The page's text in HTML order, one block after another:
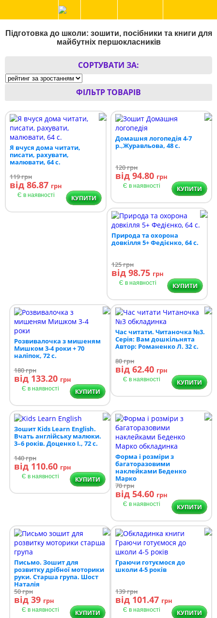
Підготовка до школи: зошити, посібники та книги для
майбутніх першокласників
СОРТУВАТИ ЗА:
ФІЛЬТР ТОВАРІВ
Я вчуся дома читати,
писати, рахувати,
малювати, 64 с.
119грн
від 86.87 грн
Є в наявності КУПИТИ
Домашня логопедія 4-7
р.,Журавльова, 48 с.
120грн
від 94.80 грн
Є в наявності КУПИТИ
Природа та охорона
довкілля 5+ Федієнко, 64 с.
125грн
від 98.75 грн
Є в наявності КУПИТИ
Розвивалочка з мишеням
Мишком 3-4 роки + 70
наліпок, 72 с.
180грн
від 133.20 грн
Є в наявності КУПИТИ
Час читати. Читаночка №3.
Серія: Вам дошкільнята
Автор: Романенко Л. 32 с.
80грн
від 62.40 грн
Є в наявності КУПИТИ
Зошит Kids Learn English.
Вчать англійську малюки.
3–6 років. Доценко І., 72 с.
140грн
від 110.60 грн
Є в наявності КУПИТИ
Форма і розміри з
багаторазовими
наклейками Беденко
Марко
70грн
від 54.60 грн
Є в наявності КУПИТИ
Письмо. Зошит для
розвитку дрібної моторики
руки. Старша група. Шост
Наталія
50грн
від 39 грн
Є в наявності КУПИТИ
Граючи готуємося до
школи 4-5 років
139грн
від 101.47 грн
Є в наявності КУПИТИ